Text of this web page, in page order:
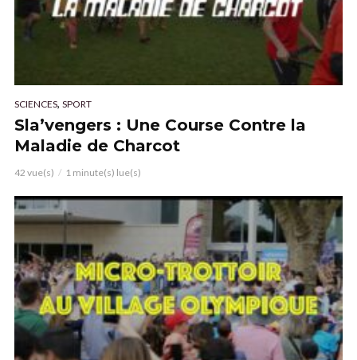
SCIENCES, SPORT
Sla’vengers : Une Course Contre la
Maladie de Charcot
42 vue(s) 1 minute(s) lue(s)